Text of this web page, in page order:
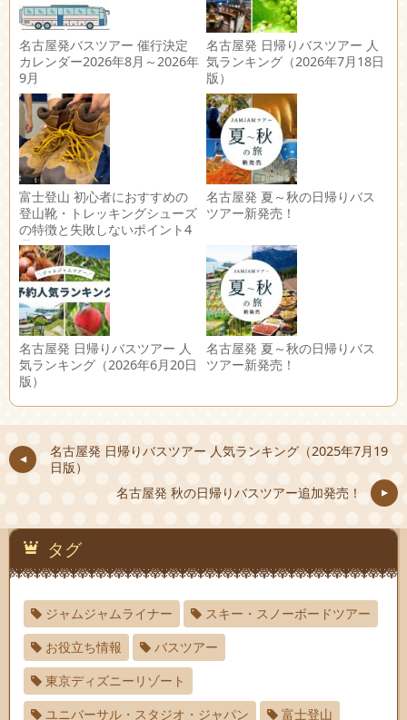
名古屋発バスツアー 催行決定
カレンダー2026年8月～2026年
9月
名古屋発 日帰りバスツアー 人
気ランキング（2026年7月18日
版）
富士登山 初心者におすすめの
登山靴・トレッキングシューズ
の特徴と失敗しないポイント4
選
名古屋発 夏～秋の日帰りバス
ツアー新発売！
名古屋発 日帰りバスツアー 人
気ランキング（2026年6月20日
版）
名古屋発 夏～秋の日帰りバス
ツアー新発売！
名古屋発 日帰りバスツアー 人気ランキング（2025年7月19
日版）
名古屋発 秋の日帰りバスツアー追加発売！
タグ
ジャムジャムライナー
スキー・スノーボードツアー
お役立ち情報
バスツアー
東京ディズニーリゾート
ユニバーサル・スタジオ・ジャパン
富士登山